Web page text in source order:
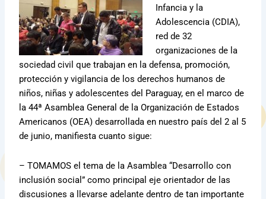
Infancia y la
Adolescencia (CDIA),
red de 32
organizaciones de la
sociedad civil que trabajan en la defensa, promoción,
protección y vigilancia de los derechos humanos de
niños, niñas y adolescentes del Paraguay, en el marco de
la 44ª Asamblea General de la Organización de Estados
Americanos (OEA) desarrollada en nuestro país del 2 al 5
de junio, manifiesta cuanto sigue:
– TOMAMOS el tema de la Asamblea “Desarrollo con
inclusión social” como principal eje orientador de las
discusiones a llevarse adelante dentro de tan importante